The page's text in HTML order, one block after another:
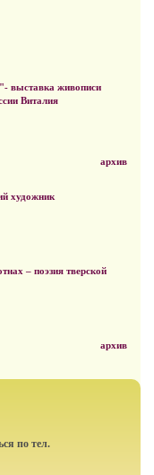
выставка живописи
Виталия
архив
художник
– поэзия тверской
архив
по тел.